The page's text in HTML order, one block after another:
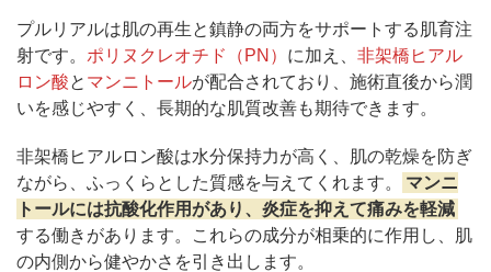
プルリアルは肌の再生と鎮静の両方をサポートする肌育注
射です。 ポリヌクレオチド（PN） に加え、 非架橋ヒアル
ロン酸と マンニトールが配合されており、施術直後から潤
いを感じやすく、長期的な肌質改善も期待できます。
非架橋ヒアルロン酸は水分保持力が高く、肌の乾燥を防ぎ
ながら、ふっくらとした質感を与えてくれます。
マンニ
トールには抗酸化作用があり、炎症を抑えて痛みを軽減
する働きがあります。これらの成分が相乗的に作用し、肌
の内側から健やかさを引き出します。